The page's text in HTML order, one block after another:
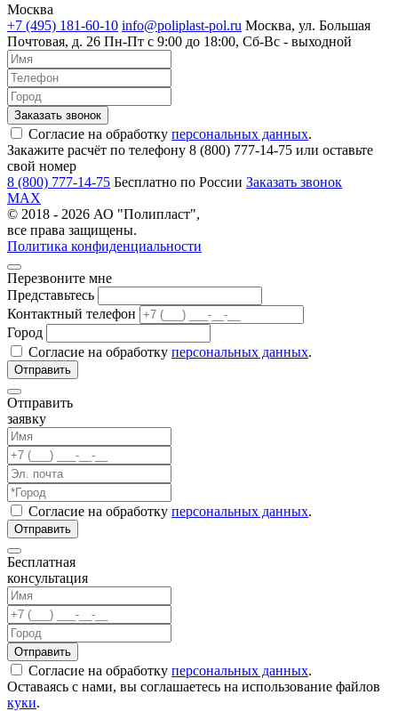
Москва
+7 (495) 181-60-10 info@poliplast-pol.ru Москва, ул. Большая
Почтовая, д. 26 Пн-Пт c 9:00 до 18:00, Сб-Вс - выходной
Согласие на обработку персональных данных.
Закажите расчёт по телефону 8 (800) 777-14-75 или оставьте
свой номер
8 (800) 777-14-75 Бесплатно по России Заказать звонок
MAX
© 2018 - 2026 АО "Полипласт",
все права защищены.
Политика конфиденциальности
Перезвоните мне
Представьтесь
Контактный телефон
Город
Согласие на обработку персональных данных.
Отправить
заявку
Согласие на обработку персональных данных.
Бесплатная
консультация
Согласие на обработку персональных данных.
Оставаясь с нами, вы соглашаетесь на использование файлов
куки.